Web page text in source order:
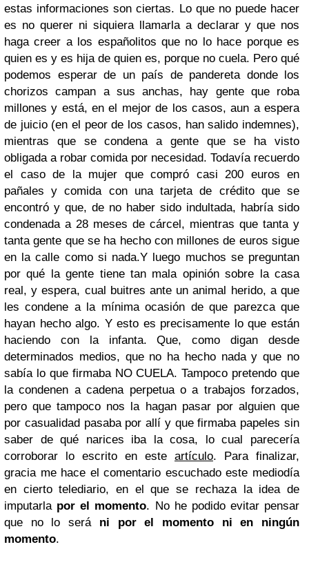
estas informaciones son ciertas. Lo que no puede hacer
es no querer ni siquiera llamarla a declarar y que nos
haga creer a los españolitos que no lo hace porque es
quien es y es hija de quien es, porque no cuela. Pero qué
podemos esperar de un país de pandereta donde los
chorizos campan a sus anchas, hay gente que roba
millones y está, en el mejor de los casos, aun a espera
de juicio (en el peor de los casos, han salido indemnes),
mientras que se condena a gente que se ha visto
obligada a robar comida por necesidad. Todavía recuerdo
el caso de la mujer que compró casi 200 euros en
pañales y comida con una tarjeta de crédito que se
encontró y que, de no haber sido indultada, habría sido
condenada a 28 meses de cárcel, mientras que tanta y
tanta gente que se ha hecho con millones de euros sigue
en la calle como si nada.Y luego muchos se preguntan
por qué la gente tiene tan mala opinión sobre la casa
real, y espera, cual buitres ante un animal herido, a que
les condene a la mínima ocasión de que parezca que
hayan hecho algo. Y esto es precisamente lo que están
haciendo con la infanta. Que, como digan desde
determinados medios, que no ha hecho nada y que no
sabía lo que firmaba NO CUELA. Tampoco pretendo que
la condenen a cadena perpetua o a trabajos forzados,
pero que tampoco nos la hagan pasar por alguien que
por casualidad pasaba por allí y que firmaba papeles sin
saber de qué narices iba la cosa, lo cual parecería
corroborar lo escrito en este artículo. Para finalizar,
gracia me hace el comentario escuchado este mediodía
en cierto telediario, en el que se rechaza la idea de
imputarla por el momento. No he podido evitar pensar
que no lo será ni por el momento ni en ningún
momento.